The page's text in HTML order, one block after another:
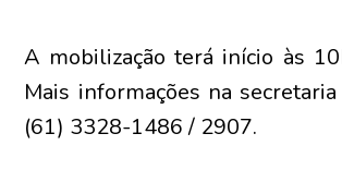
A mobilização terá início às
Mais informações na
(61) 3328-1486 / 2907.